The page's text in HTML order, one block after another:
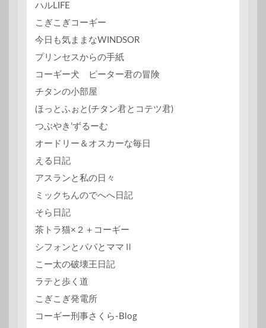
ハルLIFE
こぎこぎコーギー
今日も気ままなWINDSOR
プリンセスからの手紙
コーギー犬 ピーター君の冒険
チタンの小部屋
ほっとふぉと(チタン君とコテツ君)
つぶやき’ずるーむ
オードリー＆オスカーな毎日
える日記
アスランと私の日々
ミックちんのでへへ日記
そら日記
茶トラ猫×２＋コーギー
シフォンとパパとママⅡ
こー太の破壊王日記
ラテと歩く道
こぎこぎ発電所
コーギー刑事さくら-Blog